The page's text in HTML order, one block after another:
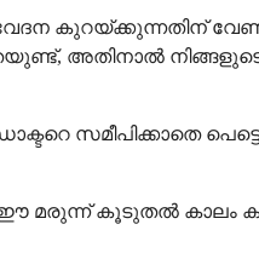
കുറയ്ക്കുന്നതിന്
അതിനാൽ
സമീപിക്കാതെ
കൂടുതൽ കാലം